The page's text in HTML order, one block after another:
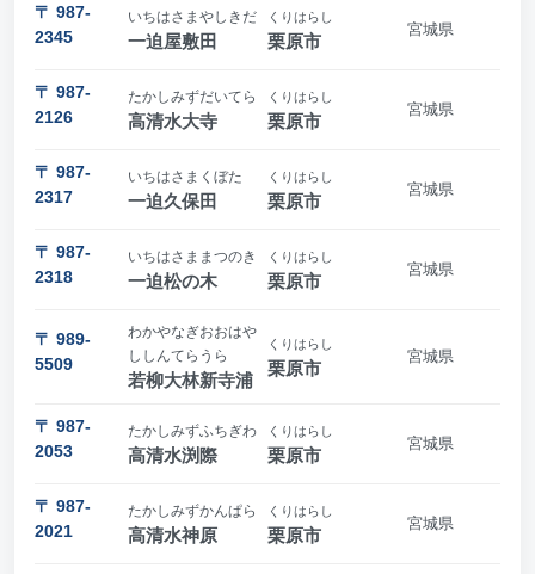
〒 987-
2345
いちはさまやしきだ
一迫屋敷田
くりはらし
栗原市
宮城県
〒 987-
2126
たかしみずだいてら
高清水大寺
くりはらし
栗原市
宮城県
〒 987-
2317
いちはさまくぼた
一迫久保田
くりはらし
栗原市
宮城県
〒 987-
2318
いちはさままつのき
一迫松の木
くりはらし
栗原市
宮城県
〒 989-
5509
わかやなぎおおはや
ししんてらうら
若柳大林新寺浦
くりはらし
栗原市
宮城県
〒 987-
2053
たかしみずふちぎわ
高清水渕際
くりはらし
栗原市
宮城県
〒 987-
2021
たかしみずかんぱら
高清水神原
くりはらし
栗原市
宮城県